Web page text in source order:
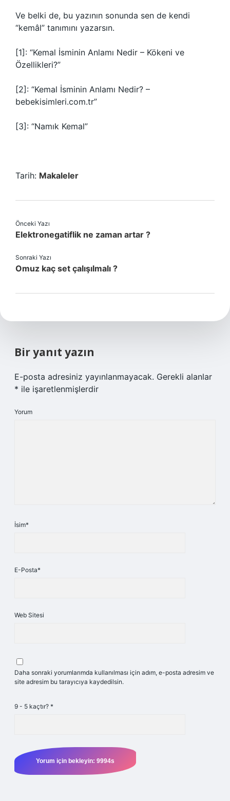
Ve belki de, bu yazının sonunda sen de kendi
“kemâl” tanımını yazarsın.
[1]: “Kemal İsminin Anlamı Nedir – Kökeni ve
Özellikleri?”
[2]: “Kemal İsminin Anlamı Nedir? –
bebekisimleri.com.tr”
[3]: “Namık Kemal”
Tarih: Makaleler
Önceki Yazı
Elektronegatiflik ne zaman artar ?
Sonraki Yazı
Omuz kaç set çalışılmalı ?
Bir yanıt yazın
E-posta adresiniz yayınlanmayacak. Gerekli alanlar
* ile işaretlenmişlerdir
Yorum
İsim*
E-Posta*
Web Sitesi
Daha sonraki yorumlarımda kullanılması için adım, e-posta adresim ve
site adresim bu tarayıcıya kaydedilsin.
9 - 5 kaçtır? *